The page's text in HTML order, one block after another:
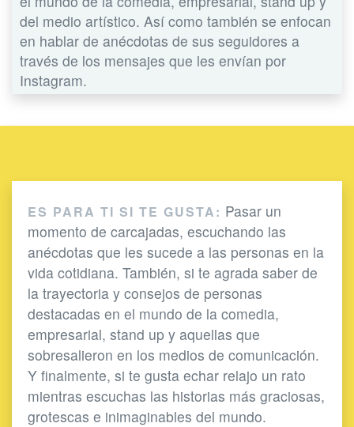
del medio artístico. Así como también se enfocan
en hablar de anécdotas de sus seguidores a
través de los mensajes que les envían por
Instagram.
ES PARA TI SI TE GUSTA: Pasar un
momento de carcajadas, escuchando las
anécdotas que les sucede a las personas en la
vida cotidiana. También, si te agrada saber de
la trayectoria y consejos de personas
destacadas en el mundo de la comedia,
empresarial, stand up y aquellas que
sobresalieron en los medios de comunicación.
Y finalmente, si te gusta echar relajo un rato
mientras escuchas las historias más graciosas,
grotescas e inimaginables del mundo.